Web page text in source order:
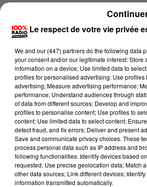
Lecture (2 min 14 sec)
100%
Le respect de votre vie privée
We and our (447) partnersdo the following data
your consent and/or our legitimate interest: Store
information on a device; Use limited data to
profiles for personalised advertising; Use profiles
advertising; Measure advertising performance;
performance; Understand audiences through
of data from different sources; Develop and
profiles to personalise content; Use profiles to
content; Use limited data to select content;
detect fraud, and fix errors; Deliver and present
Save and communicate privacy choices. These
process personal data such as IP address and
following functionalities: Identify devices based
requested; Use precise geolocation data; Match
other data sources; Link different devices;
information transmitted automatically.